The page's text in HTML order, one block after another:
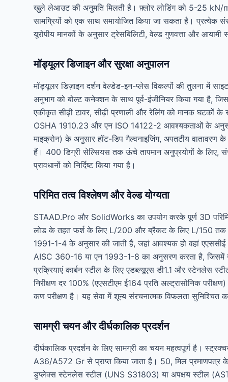
खुले लेआउट की अनुमति मिलती है। फ़्लोर लोडिंग को 5-25 kN/m²
सामग्रियों को एक साथ समायोजित किया जा सकता है। प्रत्येक
यूरोपीय मानकों के अनुसार ट्रेसबिलिटी, वेल्ड गुणवत्ता और आयामी
मॉड्यूलर डिजाइन और सुरक्षा अनुपालन
मॉड्यूलर डिज़ाइन दर्शन वेल्डेड-इन-प्लेस विकल्पों की तुलना में
अनुभाग को बोल्ट कनेक्शन के साथ पूर्व-इंजीनियर किया गया है,
एकीकृत सीढ़ी टावर, सीढ़ी प्रणाली और रेलिंग को मानक घटकों के
OSHA 1910.23 और एन ISO 14122-2 आवश्यकताओं के
माइक्रोन) के अनुसार हॉट-डिप गैल्वनाइजिंग, अपतटीय वातावरण
हैं। 400 डिग्री सेल्सियस तक ऊंचे तापमान अनुप्रयोगों के लिए,
प्रावधानों को निर्दिष्ट किया गया है।
परिमित तत्व विश्लेषण और वेल्ड योग्यता
STAAD.Pro और SolidWorks का उपयोग करके पूर्ण 3D परिमित
लोड के तहत फर्श के लिए L/200 और ब्रैकट के लिए L/150 तक
1991-1-4 के अनुसार की जाती है, जहां आवश्यक हो वहां
AISC 360-16 या एन 1993-1-8 का अनुसरण करता है, जिसमें
प्रक्रियाएं कार्बन स्टील के लिए एडब्ल्यूएस डी1.1 और स्टेनलेस
निरीक्षण दर 100% (एएसटीएम ई164 प्रति अल्ट्रासोनिक
कण परीक्षण है। यह सेवा में शून्य संरचनात्मक विफलता सुनिश्चित
सामग्री चयन और दीर्घकालिक प्रदर्शन
दीर्घकालिक प्रदर्शन के लिए सामग्री का चयन महत्वपूर्ण है।
A36/A572 Gr से प्राप्त किया जाता है। 50, मिल प्रमाणपत्र
डुप्लेक्स स्टेनलेस स्टील (UNS S31803) या अपक्षय स्टील